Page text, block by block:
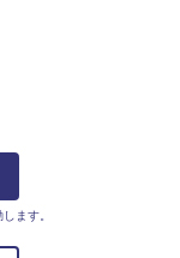
ます。